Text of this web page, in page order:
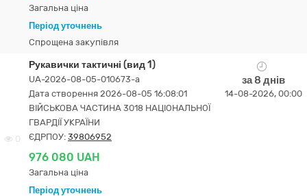
Загальна ціна
Період уточнень
Спрощена закупівля
0
Рукавички тактичні (вид 1)
UA-2026-08-05-010673-a
Дата створення 2026-08-05 16:08:01
ВІЙСЬКОВА ЧАСТИНА 3018 НАЦІОНАЛЬНОЇ
ГВАРДІЇ УКРАЇНИ
ЄДРПОУ: 39806952
976 080 UAH
Загальна ціна
Період уточнень
за 8 днів
14-08-2026, 00:00